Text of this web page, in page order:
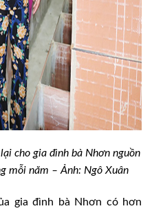
cho gia đình bà Nhơn nguồn
mỗi năm – Ảnh: Ngô Xuân
gia đình bà Nhơn có hơn